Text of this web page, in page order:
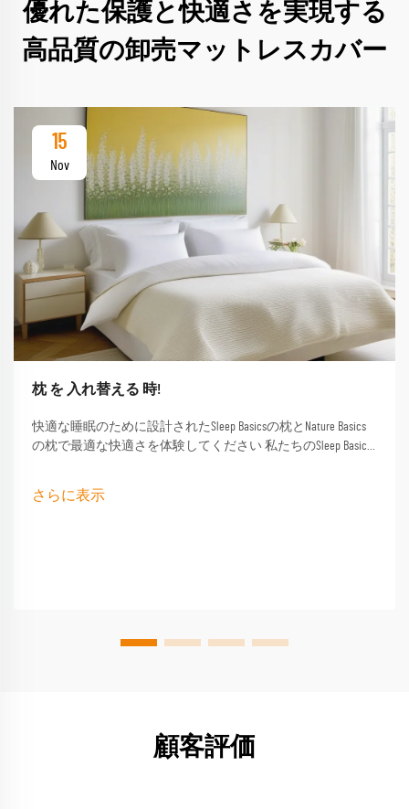
優れた保護と快適さを実現する
高品質の卸売マットレスカバー
15
Nov
枕 を 入れ替える 時!
快適な睡眠のために設計されたSleep Basicsの枕とNature Basics
の枕で最適な快適さを体験してください 私たちのSleep Basics
眠者向けに調整されたサポートを提供します
さらに表示
顧客評価